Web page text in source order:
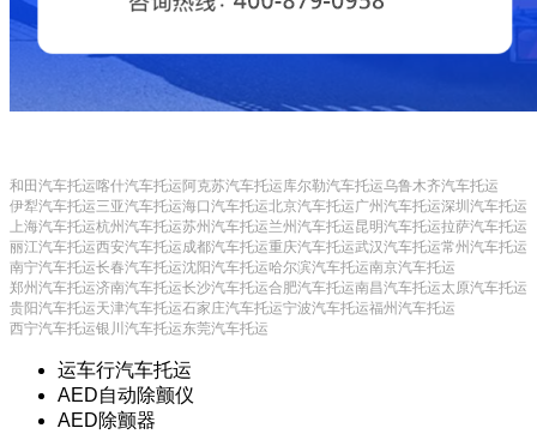
和田汽车托运喀什汽车托运阿克苏汽车托运库尔勒汽车托运乌鲁木齐汽车托运
伊犁汽车托运三亚汽车托运海口汽车托运北京汽车托运广州汽车托运深圳汽车托运
上海汽车托运杭州汽车托运苏州汽车托运兰州汽车托运昆明汽车托运拉萨汽车托运
丽江汽车托运西安汽车托运成都汽车托运重庆汽车托运武汉汽车托运常州汽车托运
南宁汽车托运长春汽车托运沈阳汽车托运哈尔滨汽车托运南京汽车托运
郑州汽车托运济南汽车托运长沙汽车托运合肥汽车托运南昌汽车托运太原汽车托运
贵阳汽车托运天津汽车托运石家庄汽车托运宁波汽车托运福州汽车托运
西宁汽车托运银川汽车托运东莞汽车托运
运车行汽车托运
AED自动除颤仪
AED除颤器